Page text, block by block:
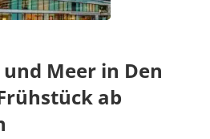
Meer in Den
ab